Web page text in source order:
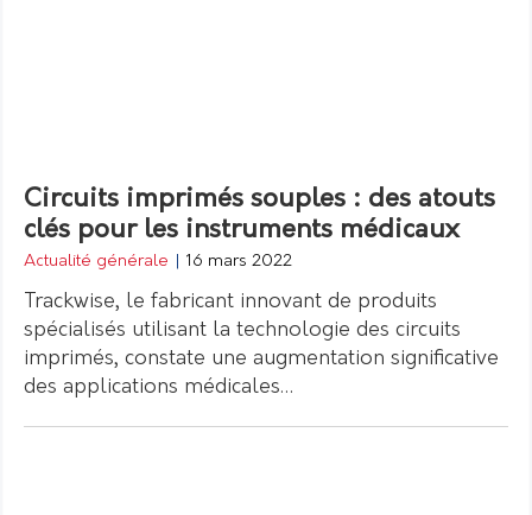
Circuits imprimés souples : des atouts
clés pour les instruments médicaux
Actualité générale 16 mars 2022
Trackwise, le fabricant innovant de produits
spécialisés utilisant la technologie des circuits
imprimés, constate une augmentation significative
des applications médicales…